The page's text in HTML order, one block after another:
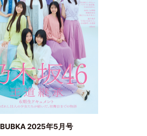
BUBKA 2025年5月号